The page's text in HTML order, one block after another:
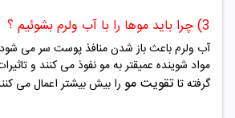
3) چرا باید موها را با آب ولرم بشوئیم ؟
آب ولرم باعث باز شدن منافذ پوست سر می
مواد شوینده عمیقتر به مو نفوذ می کنند و
گرفته تاتقویت مو را بیش بیشتر اعمال می